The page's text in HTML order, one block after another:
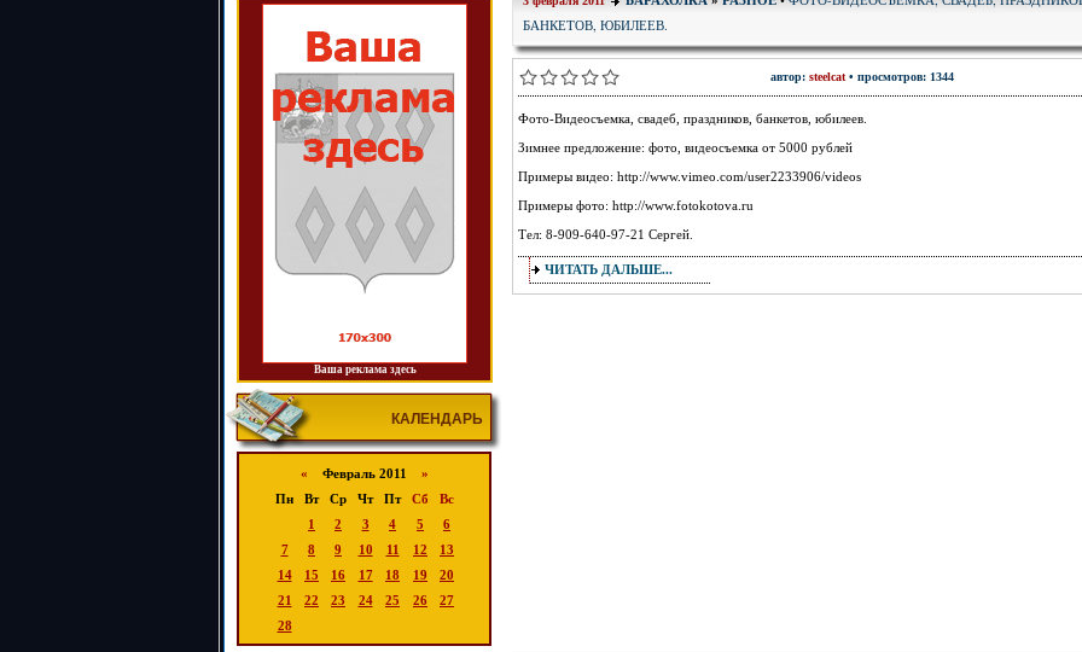
Ваша реклама здесь
КАЛЕНДАРЬ
« Февраль 2011 »
Пн
Вт Ср Чт Пт Сб
Вс
1
2 3 4 5
6
7
8 9 10 11 12
13
14
15 16 17 18 19
20
21
22 23 24 25 26
27
28
БАНКЕТОВ, ЮБИЛЕЕВ.
автор: steelcat • просмотров: 1344
Фото-Видеосъемка, свадеб, праздников, банкетов, юбилеев.
Зимнее предложение: фото, видеосъемка от 5000 рублей
Примеры видео: http://www.vimeo.com/user2233906/videos
Примеры фото: http://www.fotokotova.ru
Тел: 8-909-640-97-21 Сергей.
ЧИТАТЬ ДАЛЬШЕ...